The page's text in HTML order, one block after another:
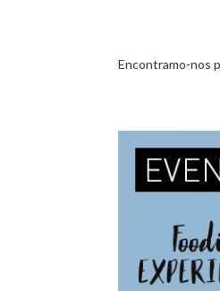
Encontramo-nos